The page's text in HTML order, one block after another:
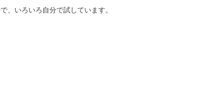
、いろいろ自分で試しています。